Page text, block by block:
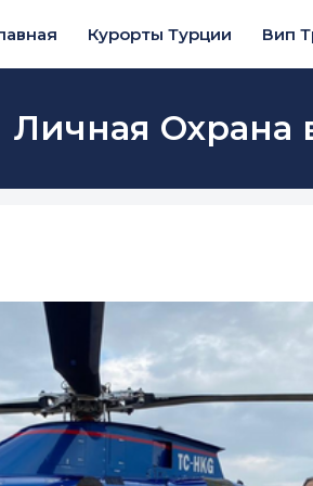
Курорты Турции Вип
Личная Охрана